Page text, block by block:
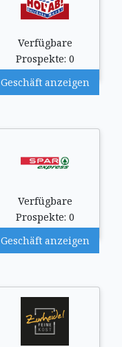
Verfügbare
Prospekte: 0
Geschäft anzeigen
Verfügbare
Prospekte: 0
Geschäft anzeigen